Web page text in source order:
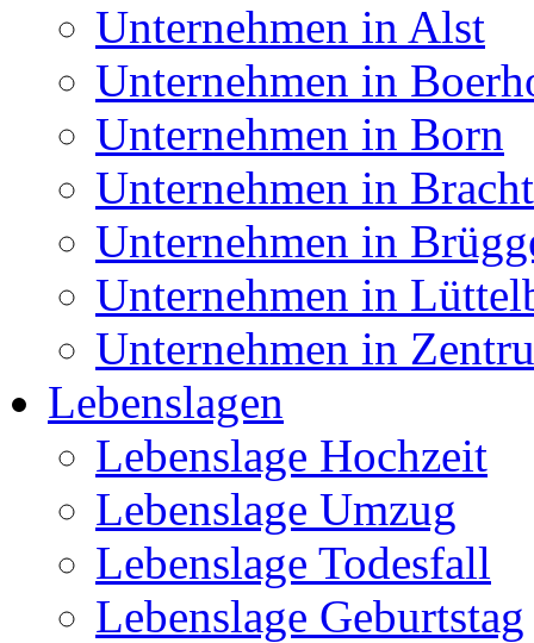
Unternehmen in Alst
Unternehmen in
Unternehmen in Born
Unternehmen in Bracht
Unternehmen in
Unternehmen in
Unternehmen in
Lebenslagen
Lebenslage Hochzeit
Lebenslage Umzug
Lebenslage Todesfall
Lebenslage Geburtstag